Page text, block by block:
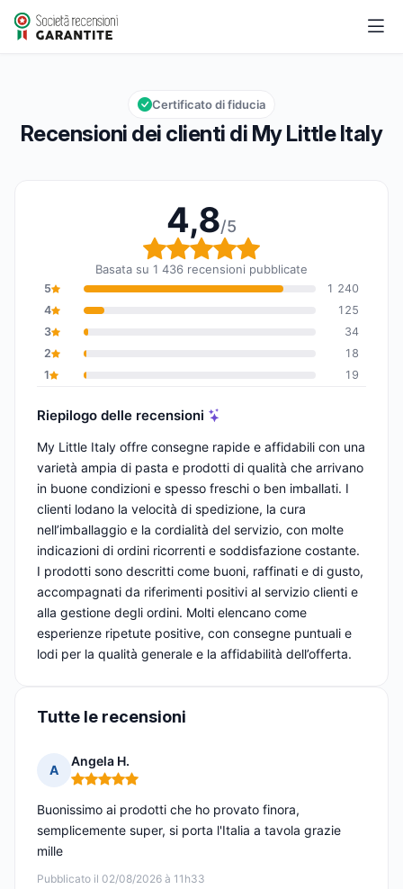
My Little Italy
Valutazione globale: 4,8 su 5
4,8/5
Recensioni dei clienti di My Little Italy
Certificato di fiducia
4,8/5
Valutazione globale:
Basata su 1 436 recensioni pubblicate
5
1 240
4
125
3
34
2
18
1
19
Riepilogo delle recensioni
My Little Italy offre consegne rapide e affidabili con una
varietà ampia di pasta e prodotti di qualità che arrivano
in buone condizioni e spesso freschi o ben imballati. I
clienti lodano la velocità di spedizione, la cura
nell’imballaggio e la cordialità del servizio, con molte
indicazioni di ordini ricorrenti e soddisfazione costante.
I prodotti sono descritti come buoni, raffinati e di gusto,
accompagnati da riferimenti positivi al servizio clienti e
alla gestione degli ordini. Molti elencano come
esperienze ripetute positive, con consegne puntuali e
lodi per la qualità generale e la affidabilità dell’offerta.
Tutte le recensioni
A
Angela H.
Nota: 5 su 5
Pubblicato il 02/08/2026 à 11h33
Buonissimo ai prodotti che ho provato finora,
semplicemente super, si porta l'Italia a tavola grazie
mille